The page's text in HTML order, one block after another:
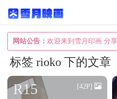
网站公告： 欢迎来到雪月印画 分
标签 rioko 下的文章
R15 [42P]